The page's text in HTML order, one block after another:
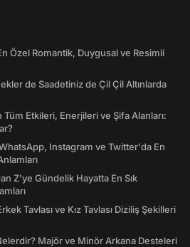
Özel Romantik, Duygusal ve Resimli
de Saadetiniz de Çil Çil Altınlarda
Tüm Etkileri, Enerjileri ve Şifa Alanları:
Instagram ve Twitter'da En
Z'ye Gündelik Hayatta En Sık
Tavlası ve Kız Tavlası Diziliş Şekilleri
Majör ve Minör Arkana Desteleri